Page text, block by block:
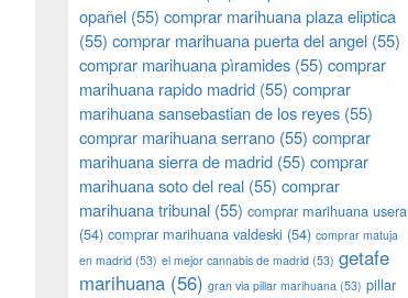
opañel (55) comprar marihuana plaza eliptica
(55) comprar marihuana puerta del angel (55)
comprar marihuana pìramides (55) comprar
marihuana rapido madrid (55) comprar
marihuana sansebastian de los reyes (55)
comprar marihuana serrano (55) comprar
marihuana sierra de madrid (55) comprar
marihuana soto del real (55) comprar
marihuana tribunal (55) comprar marihuana usera
(54) comprar marihuana valdeski (54) comprar matuja
en madrid (53) el mejor cannabis de madrid (53) getafe
marihuana (56) gran via pillar marihuana (53) pillar